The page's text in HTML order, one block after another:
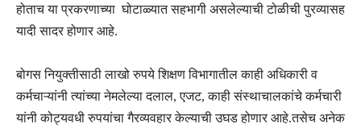
होताच या प्रकरणाच्या घोटाळ्यात सहभागी असलेल्याची टोळीची पुरव्यासह
यादी सादर होणार आहे.
बोगस नियुक्तीसाठी लाखो रुपये शिक्षण विभागातील काही अधिकारी व
कर्मचाऱ्यांनी त्यांच्या नेमलेल्या दलाल, एजट, काही संस्थाचालकांचे कर्मचारी
यांनी कोट्यवधी रुपयांचा गैरव्यवहार केल्याची उघड होणार आहे.तसेच अनेक